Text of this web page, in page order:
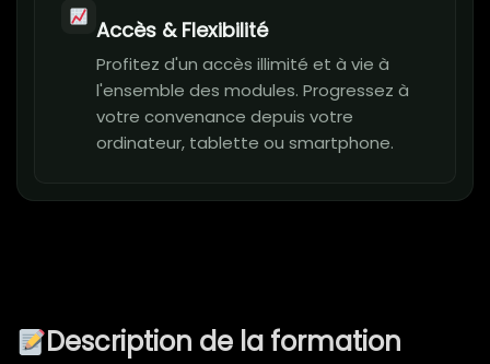
Accès & Flexibilité
Profitez d'un accès illimité et à vie à
l'ensemble des modules. Progressez à
votre convenance depuis votre
ordinateur, tablette ou smartphone.
Description de la formation